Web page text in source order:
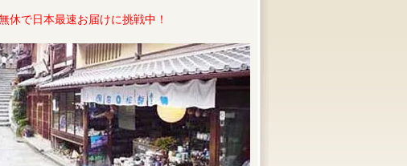
休で日本最速お届けに挑戦中！